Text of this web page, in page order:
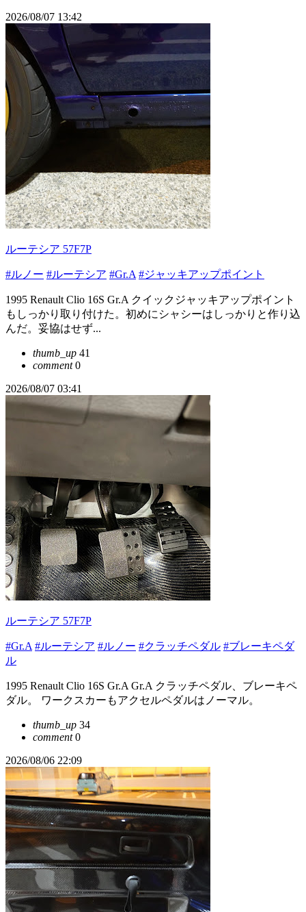
2026/08/07 13:42
ルーテシア 57F7P
#ルノー #ルーテシア #Gr.A #ジャッキアップポイント
1995 Renault Clio 16S Gr.A クイックジャッキアップポイント
もしっかり取り付けた。初めにシャシーはしっかりと作り込
んだ。妥協はせず...
thumb_up 41
comment0
2026/08/07 03:41
ルーテシア 57F7P
#Gr.A #ルーテシア #ルノー #クラッチペダル #ブレーキペダ
ル
1995 Renault Clio 16S Gr.A Gr.A クラッチペダル、ブレーキペ
ダル。 ワークスカーもアクセルペダルはノーマル。
thumb_up 34
comment0
2026/08/06 22:09